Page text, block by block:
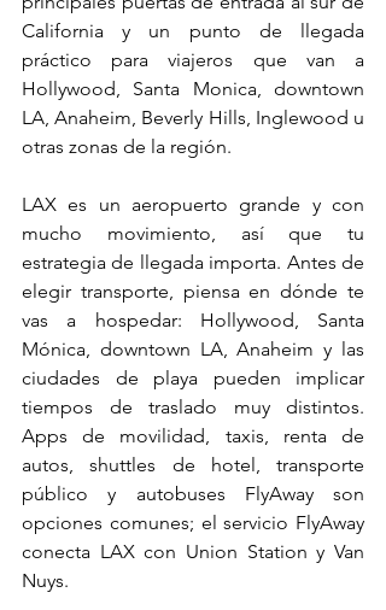
California y un punto de llegada
práctico para viajeros que van a
Hollywood, Santa Monica, downtown
LA, Anaheim, Beverly Hills, Inglewood u
otras zonas de la región.
LAX es un aeropuerto grande y con
mucho movimiento, así que tu
estrategia de llegada importa. Antes de
elegir transporte, piensa en dónde te
vas a hospedar: Hollywood, Santa
Mónica, downtown LA, Anaheim y las
ciudades de playa pueden implicar
tiempos de traslado muy distintos.
Apps de movilidad, taxis, renta de
autos, shuttles de hotel, transporte
público y autobuses FlyAway son
opciones comunes; el servicio FlyAway
conecta LAX con Union Station y Van
Nuys.